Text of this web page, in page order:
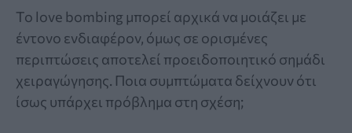
Το love bombing μπορεί αρχικά να μοιάζει με
έντονο ενδιαφέρον, όμως σε ορισμένες
περιπτώσεις αποτελεί προειδοποιητικό σημάδι
χειραγώγησης. Ποια συμπτώματα δείχνουν ότι
ίσως υπάρχει πρόβλημα στη σχέση;